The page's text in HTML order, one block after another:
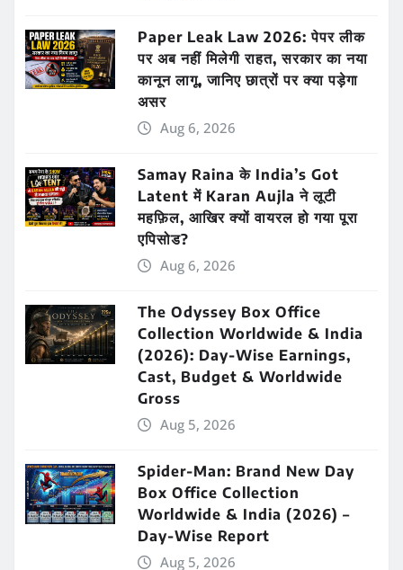
Paper Leak Law 2026: पेपर लीक
पर अब नहीं मिलेगी राहत, सरकार का नया
कानून लागू, जानिए छात्रों पर क्या पड़ेगा
असर
Aug 6, 2026
Samay Raina के India’s Got
Latent में Karan Aujla ने लूटी
महफ़िल, आखिर क्यों वायरल हो गया पूरा
एपिसोड?
Aug 6, 2026
The Odyssey Box Office
Collection Worldwide & India
(2026): Day-Wise Earnings,
Cast, Budget & Worldwide
Gross
Aug 5, 2026
Spider-Man: Brand New Day
Box Office Collection
Worldwide & India (2026) –
Day-Wise Report
Aug 5, 2026